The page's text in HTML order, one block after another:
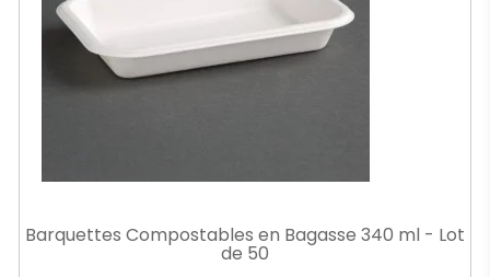
Barquettes Compostables en Bagasse 340 ml - Lot
de 50